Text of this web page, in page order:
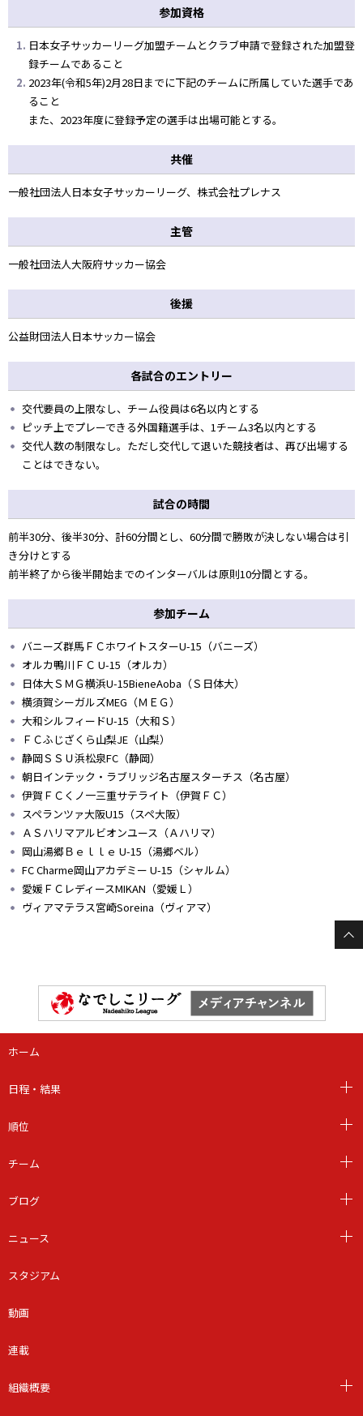
参加資格
日本女子サッカーリーグ加盟チームとクラブ申請で登録された加盟登
録チームであること
2023年(令和5年)2月28日までに下記のチームに所属していた選手であ
ること
また、2023年度に登録予定の選手は出場可能とする。
共催
一般社団法人日本女子サッカーリーグ、株式会社プレナス
主管
一般社団法人大阪府サッカー協会
後援
公益財団法人日本サッカー協会
各試合のエントリー
交代要員の上限なし、チーム役員は6名以内とする
ピッチ上でプレーできる外国籍選手は、1チーム3名以内とする
交代人数の制限なし。ただし交代して退いた競技者は、再び出場する
ことはできない。
試合の時間
前半30分、後半30分、計60分間とし、60分間で勝敗が決しない場合は引
き分けとする
前半終了から後半開始までのインターバルは原則10分間とする。
参加チーム
バニーズ群馬ＦＣホワイトスターU-15（バニーズ）
オルカ鴨川ＦＣ U-15（オルカ）
日体大ＳＭＧ横浜U-15BieneAoba（Ｓ日体大）
横須賀シーガルズMEG（ＭＥＧ）
大和シルフィードU-15（大和Ｓ）
ＦＣふじざくら山梨JE（山梨）
静岡ＳＳＵ浜松泉FC（静岡）
朝日インテック・ラブリッジ名古屋スターチス（名古屋）
伊賀ＦＣくノ一三重サテライト（伊賀ＦＣ）
スペランツァ大阪U15（スペ大阪）
ＡＳハリマアルビオンユース（Ａハリマ）
岡山湯郷Ｂｅｌｌｅ U-15（湯郷ベル）
FC Charme岡山アカデミー U-15（シャルム）
愛媛ＦＣレディースMIKAN（愛媛Ｌ）
ヴィアマテラス宮崎Soreina（ヴィアマ）
ホーム
日程・結果
順位
チーム
ブログ
ニュース
スタジアム
動画
連載
組織概要